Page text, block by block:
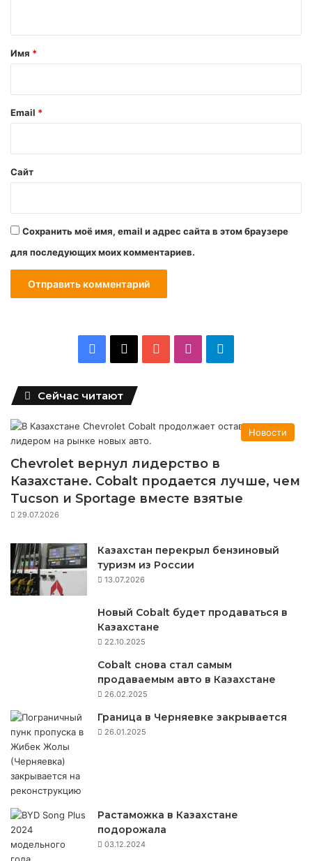
а
й
Имя *
Email *
Сайт
Сохранить моё имя, email и адрес сайта в этом браузере
для последующих моих комментариев.
c
e
b
o
k
T
u
b
t
a
g
m
e
r
Сейчас читают
Новости
Chevrolet вернул лидерство в
Казахстане. Cobalt продается лучше, чем
Tucson и Sportage вместе взятые
29.07.2026
Казахстан перекрыл бензиновый
туризм из России
13.07.2026
Новый Cobalt будет продаваться в
Казахстане
22.10.2025
Cobalt снова стал самым
продаваемым авто в Казахстане
26.02.2025
Граница в Черняевке закрывается
26.01.2025
Растаможка в Казахстане
подорожала
03.12.2024